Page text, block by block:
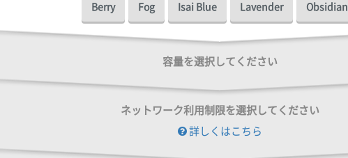
Berry Fog Isai Blue Lavender Obsidian
容量を選択してください
ネットワーク利用制限を選択してください
詳しくはこちら